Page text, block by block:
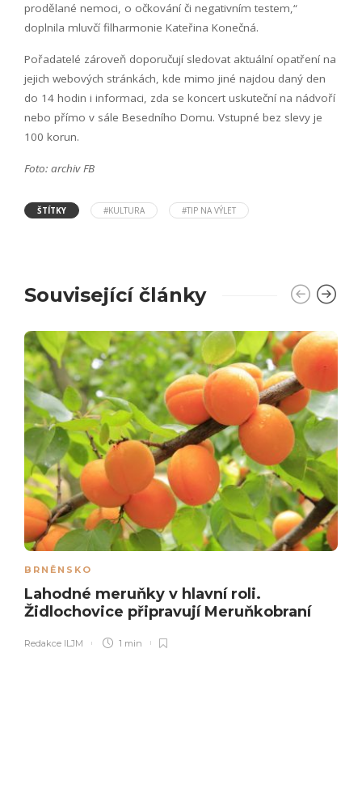
prodělané nemoci, o očkování či negativním testem,“
doplnila mluvčí filharmonie Kateřina Konečná.
Pořadatelé zároveň doporučují sledovat aktuální opatření na
jejich webových stránkách, kde mimo jiné najdou daný den
do 14 hodin i informaci, zda se koncert uskuteční na nádvoří
nebo přímo v sále Besedního Domu. Vstupné bez slevy je
100 korun.
Foto: archiv FB
ŠTÍTKY #KULTURA #TIP NA VÝLET
Související články
BRNĚNSKO
Lahodné meruňky v hlavní roli.
Židlochovice připravují Meruňkobraní
Redakce ILJM 1 min